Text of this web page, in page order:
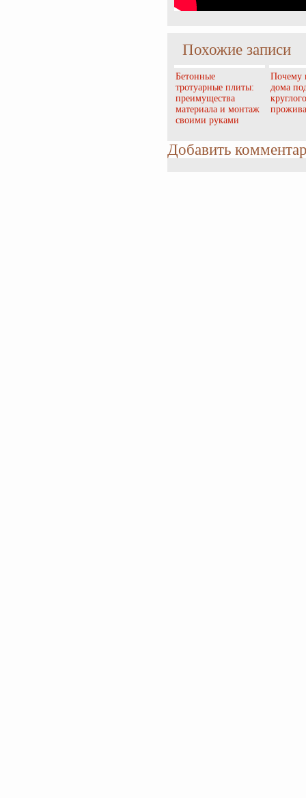
Похожие записи
Бетонные
тротуарные плиты:
преимущества
материала и монтаж
своими руками
Почему
дома
Добавить